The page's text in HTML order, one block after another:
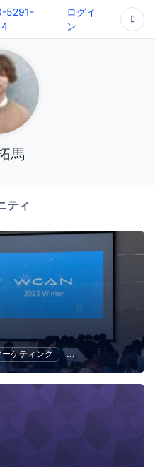
5291-
ログイ
ン
馬
ティ
ーケティング プログラミング